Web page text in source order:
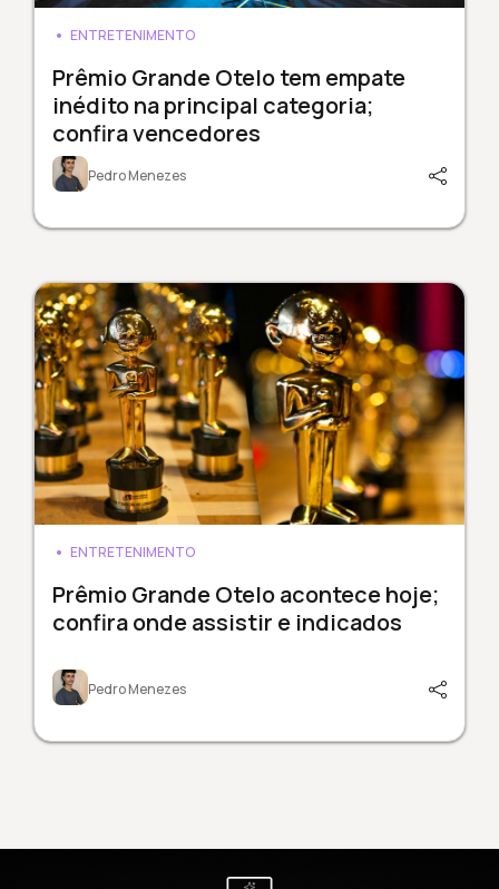
ENTRETENIMENTO
Prêmio Grande Otelo tem empate
inédito na principal categoria;
confira vencedores
Pedro Menezes
ENTRETENIMENTO
Prêmio Grande Otelo acontece hoje;
confira onde assistir e indicados
Pedro Menezes